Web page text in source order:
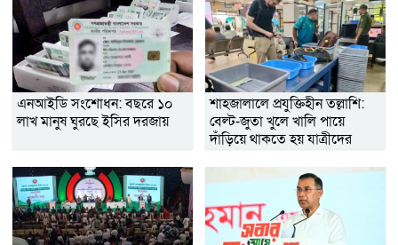
এনআইডি সংশোধন: বছরে ১০
লাখ মানুষ ঘুরছে ইসির দরজায়
শাহজালালে প্রযুক্তিহীন তল্লাশি:
বেল্ট-জুতা খুলে খালি পায়ে
দাঁড়িয়ে থাকতে হয় যাত্রীদের